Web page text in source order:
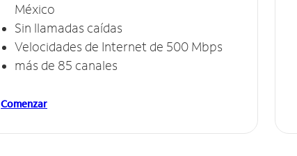
México
Sin llamadas caídas
Velocidades de Internet de 500 Mbps
más de 85 canales
Comenzar